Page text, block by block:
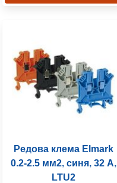
Редова клема Elmark
0.2-2.5 мм2, синя, 32 A,
LTU2